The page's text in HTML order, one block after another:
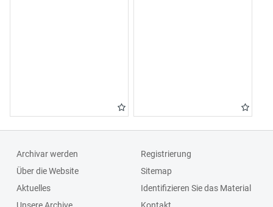
Archivar werden
Über die Website
Aktuelles
Registrierung
Sitemap
Identifizieren Sie das Material